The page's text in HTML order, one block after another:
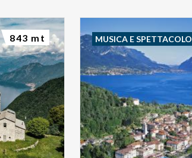
843 mt MUSICA E SPETTACOLO